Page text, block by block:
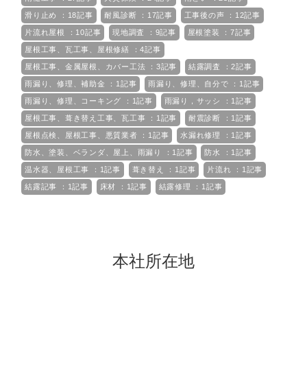
滑り止め ：18記事 耐風診断 ：17記事 工事後の声 ：12記事
片流れ屋根 ：10記事 現地調査 ：9記事 屋根塗装 ：7記事
屋根工事、瓦工事、屋根修繕 ：4記事
屋根工事、金属屋根、カバー工法 ：3記事 結露調査 ：2記事
雨漏り、修理、補助金 ：1記事 雨漏り、修理、自分で ：1記事
雨漏り、修理、コーキング ：1記事 雨漏り，サッシ ：1記事
屋根工事、葺き替え工事、瓦工事 ：1記事 耐震診断 ：1記事
屋根点検、屋根工事、悪質業者 ：1記事 水漏れ修理 ：1記事
防水、塗装、ベランダ、屋上、雨漏り ：1記事 防水 ：1記事
温水器、屋根工事 ：1記事 葺き替え ：1記事 片流れ ：1記事
結露記事 ：1記事 床材 ：1記事 結露修理 ：1記事
本社所在地